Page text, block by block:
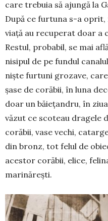
care trebuia să ajungă la
După ce furtuna s-a
viață au recuperat doar a
Restul, probabil, se mai
nisipul de pe fundul
niște furtuni grozave,
șase de corăbii, în luna
doar un băiețandru, în
văzut ce scoteau dragele
corăbii, vase vechi,
din bronz, tot felul de
acestor corăbii, elice,
marinărești.